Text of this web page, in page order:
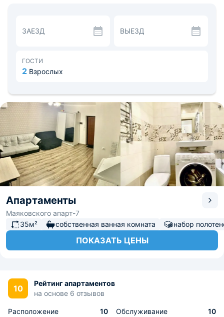
В пешей доступности кафе «У Рощи» и магазины с
продуктами.
км, до железнодорожного вокзала - 13.4 км.
ЗАЕЗД ВЫЕЗД
ГОСТИ
2 Взрослых
Апартаменты
Маяковского апарт-7
35м²
собственная ванная комната набор
ПОКАЗАТЬ ЦЕНЫ
10
Рейтинг апартаментов
на основе 6 отзывов
Расположение 10 Обслуживание 10